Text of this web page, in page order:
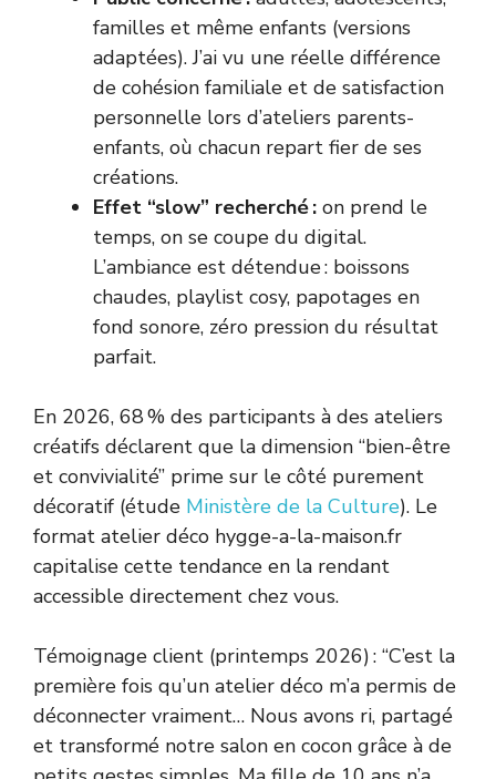
familles et même enfants (versions
adaptées). J’ai vu une réelle différence
de cohésion familiale et de satisfaction
personnelle lors d’ateliers parents-
enfants, où chacun repart fier de ses
créations.
Effet “slow” recherché : on prend le
temps, on se coupe du digital.
L’ambiance est détendue : boissons
chaudes, playlist cosy, papotages en
fond sonore, zéro pression du résultat
parfait.
En 2026, 68 % des participants à des ateliers
créatifs déclarent que la dimension “bien-être
et convivialité” prime sur le côté purement
décoratif (étude Ministère de la Culture). Le
format atelier déco hygge-a-la-maison.fr
capitalise cette tendance en la rendant
accessible directement chez vous.
Témoignage client (printemps 2026) : “C’est la
première fois qu’un atelier déco m’a permis de
déconnecter vraiment… Nous avons ri, partagé
et transformé notre salon en cocon grâce à de